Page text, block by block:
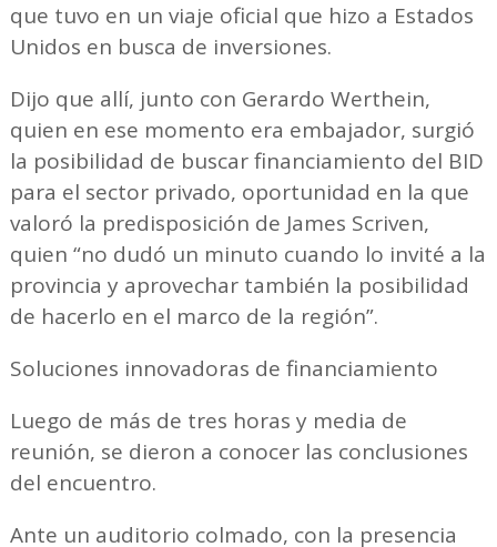
que tuvo en un viaje oficial que hizo a Estados
Unidos en busca de inversiones.
Dijo que allí, junto con Gerardo Werthein,
quien en ese momento era embajador, surgió
la posibilidad de buscar financiamiento del BID
para el sector privado, oportunidad en la que
valoró la predisposición de James Scriven,
quien “no dudó un minuto cuando lo invité a la
provincia y aprovechar también la posibilidad
de hacerlo en el marco de la región”.
Soluciones innovadoras de financiamiento
Luego de más de tres horas y media de
reunión, se dieron a conocer las conclusiones
del encuentro.
Ante un auditorio colmado, con la presencia